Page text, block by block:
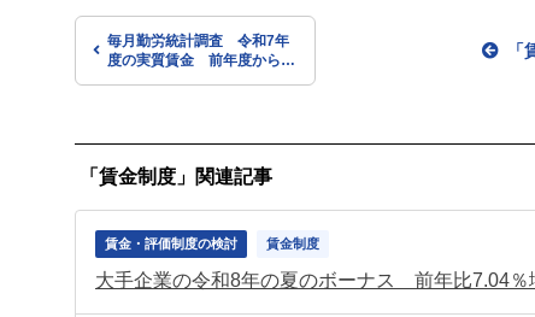
毎月勤労統計調査 令和7年
度の実質賃金 前年度から
「賃金制度」関連記事
賃金・評価制度の検討 賃金制度